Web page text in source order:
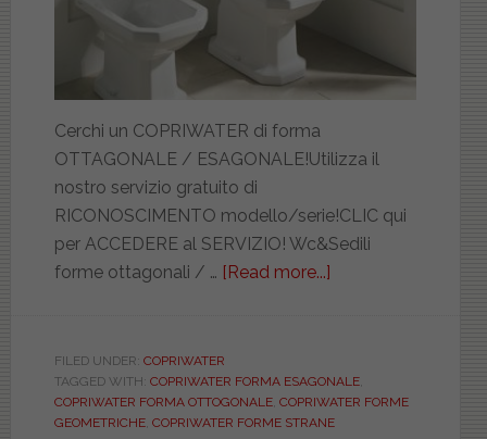
Cerchi un COPRIWATER di forma
OTTAGONALE / ESAGONALE!Utilizza il
nostro servizio gratuito di
RICONOSCIMENTO modello/serie!CLIC qui
per ACCEDERE al SERVIZIO! Wc&Sedili
forme ottagonali / … [Read more...]
ESAGONALI
FILED UNDER: COPRIWATER
TAGGED WITH: COPRIWATER FORMA ESAGONALE,
COPRIWATER FORMA OTTOGONALE, COPRIWATER FORME
GEOMETRICHE, COPRIWATER FORME STRANE